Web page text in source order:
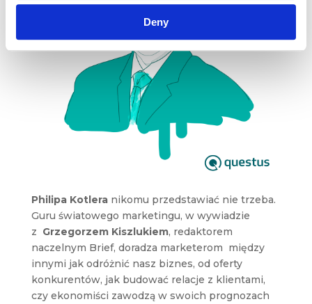
Deny
Philipa Kotleranikomu przedstawiać nie trzeba.
Guru światowego marketingu, w wywiadzie
z Grzegorzem Kiszlukiem, redaktorem
naczelnym Brief, doradza marketerom między
innymi jak odróżnić nasz biznes, od oferty
konkurentów, jak budować relacje z klientami,
czy ekonomiści zawodzą w swoich prognozach